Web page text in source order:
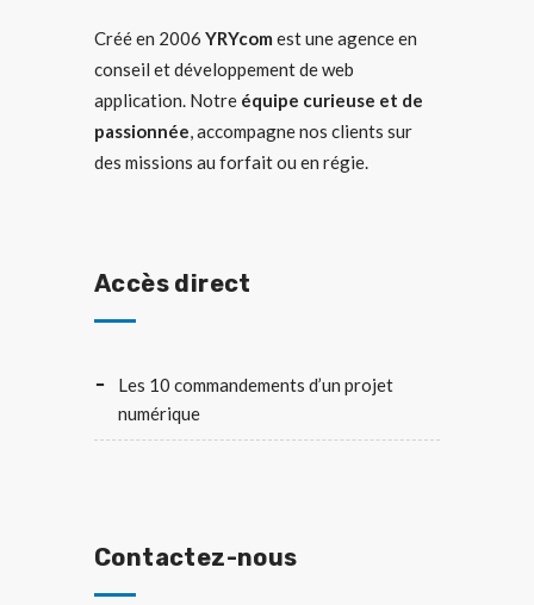
Créé en 2006 YRYcom est une agence en
conseil et développement de web
application. Notre équipe curieuse et de
passionnée, accompagne nos clients sur
des missions au forfait ou en régie.
Accès direct
Les 10 commandements d’un projet
numérique
Contactez-nous